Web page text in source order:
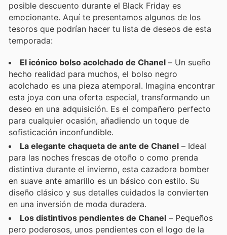
posible descuento durante el Black Friday es
emocionante. Aquí te presentamos algunos de los
tesoros que podrían hacer tu lista de deseos de esta
temporada:
El icónico bolso acolchado de Chanel – Un sueño
hecho realidad para muchos, el bolso negro
acolchado es una pieza atemporal. Imagina encontrar
esta joya con una oferta especial, transformando un
deseo en una adquisición. Es el compañero perfecto
para cualquier ocasión, añadiendo un toque de
sofisticación inconfundible.
La elegante chaqueta de ante de Chanel – Ideal
para las noches frescas de otoño o como prenda
distintiva durante el invierno, esta cazadora bomber
en suave ante amarillo es un básico con estilo. Su
diseño clásico y sus detalles cuidados la convierten
en una inversión de moda duradera.
Los distintivos pendientes de Chanel – Pequeños
pero poderosos, unos pendientes con el logo de la